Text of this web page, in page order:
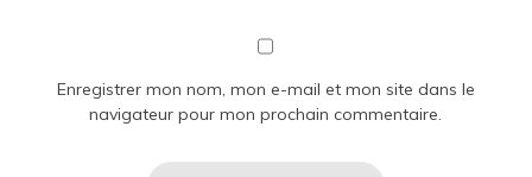
Enregistrer mon nom, mon e-mail et mon site dans le
navigateur pour mon prochain commentaire.